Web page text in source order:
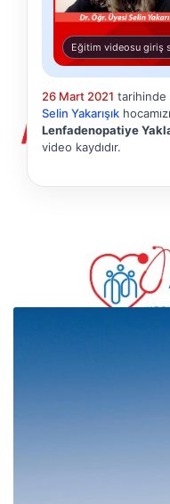
Eğitim videosu giriş
26 Mart 2021 tarihinde
Selin Yakarışık
Lenfadenopatiye
video kaydıdır.